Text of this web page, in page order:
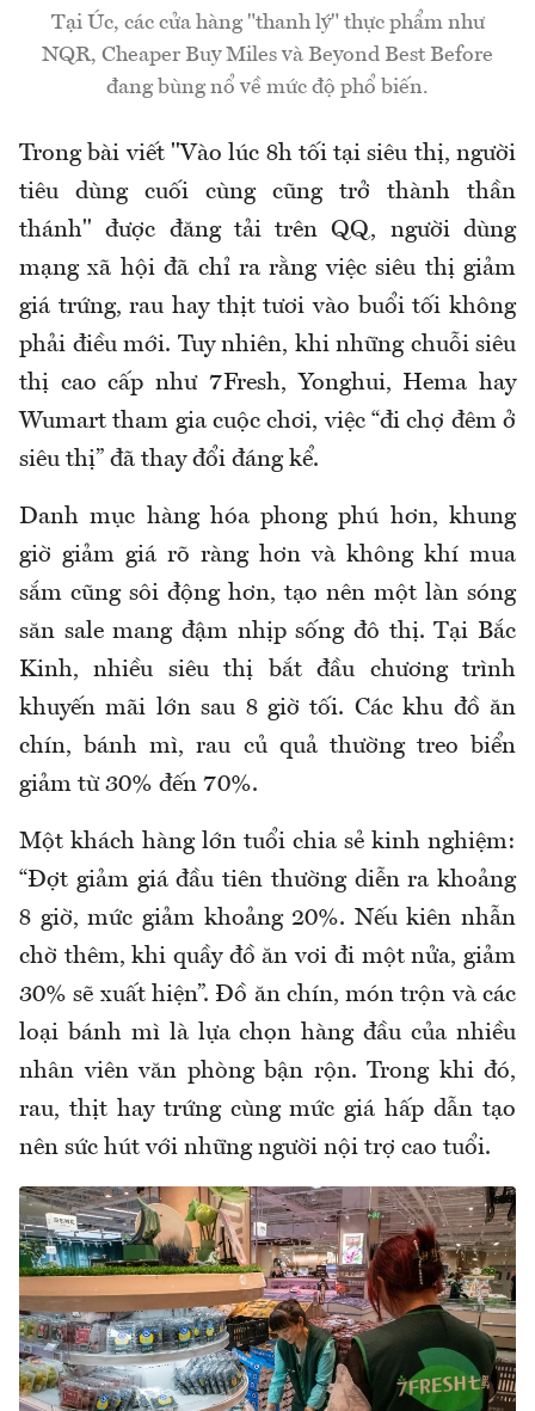
Tại Úc, các cửa hàng "thanh lý" thực phẩm như
NQR, Cheaper Buy Miles và Beyond Best Before
đang bùng nổ về mức độ phổ biến.
Trong bài viết "Vào lúc 8h tối tại siêu thị, người
tiêu dùng cuối cùng cũng trở thành thần
thánh" được đăng tải trên QQ, người dùng
mạng xã hội đã chỉ ra rằng việc siêu thị giảm
giá trứng, rau hay thịt tươi vào buổi tối không
phải điều mới. Tuy nhiên, khi những chuỗi siêu
thị cao cấp như 7Fresh, Yonghui, Hema hay
Wumart tham gia cuộc chơi, việc “đi chợ đêm ở
siêu thị” đã thay đổi đáng kể.
Danh mục hàng hóa phong phú hơn, khung
giờ giảm giá rõ ràng hơn và không khí mua
sắm cũngsôi động hơn, tạo nên một làn sóng
săn sale mang đậm nhịp sống đô thị. Tại Bắc
Kinh, nhiều siêu thị bắt đầu chương trình
khuyến mãi lớn sau 8 giờ tối. Các khu đồ ăn
chín, bánh mì, rau củ quả thường treo biển
giảm từ 30% đến 70%.
Một khách hàng lớn tuổi chia sẻ kinh nghiệm:
“Đợt giảm giá đầu tiên thường diễn ra khoảng
8 giờ, mức giảm khoảng 20%. Nếu kiên nhẫn
chờ thêm, khi quầy đồ ăn vơi đi một nửa, giảm
30% sẽ xuất hiện”. Đồ ăn chín, món trộn và các
loại bánh mì là lựa chọn hàng đầu của nhiều
nhân viên văn phòng bận rộn. Trong khi đó,
rau, thịt hay trứng cùng mức giá hấp dẫn tạo
nên sức hút với những người nội trợ cao tuổi.